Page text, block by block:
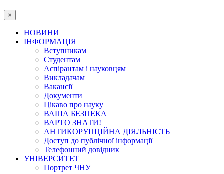
×
НОВИНИ
ІНФОРМАЦІЯ
Вступникам
Студентам
Аспірантам і науковцям
Викладачам
Вакансії
Документи
Цікаво про науку
ВАША БЕЗПЕКА
ВАРТО ЗНАТИ!
АНТИКОРУПЦІЙНА ДІЯЛЬНІСТЬ
Доступ до публічної інформації
Телефонний довідник
УНІВЕРСИТЕТ
Портрет ЧНУ